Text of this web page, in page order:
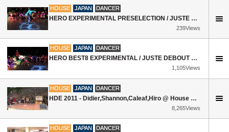
HOUSE JAPAN DANCER
HERO EXPERIMENTAL PRESELECTION / JUSTE DEBOUT JAPAN 2016
239Views
HOUSE JAPAN DANCER
HERO BEST8 EXPERIMENTAL / JUSTE DEBOUT JAPAN 2016
1,105Views
HOUSE JAPAN DANCER
HDE 2011 - Didier,Shannon,Caleaf,Hiro @ House Dance Europe
8,265Views
HOUSE JAPAN DANCER